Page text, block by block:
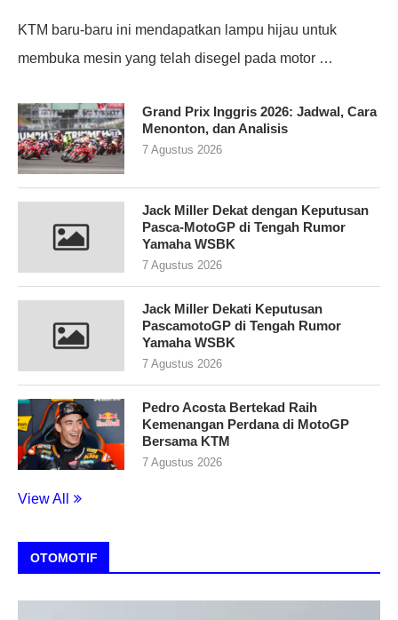
KTM baru-baru ini mendapatkan lampu hijau untuk
membuka mesin yang telah disegel pada motor …
Grand Prix Inggris 2026: Jadwal, Cara
Menonton, dan Analisis
7 Agustus 2026
Jack Miller Dekat dengan Keputusan
Pasca-MotoGP di Tengah Rumor
Yamaha WSBK
7 Agustus 2026
Jack Miller Dekati Keputusan
PascamotoGP di Tengah Rumor
Yamaha WSBK
7 Agustus 2026
Pedro Acosta Bertekad Raih
Kemenangan Perdana di MotoGP
Bersama KTM
7 Agustus 2026
View All
OTOMOTIF